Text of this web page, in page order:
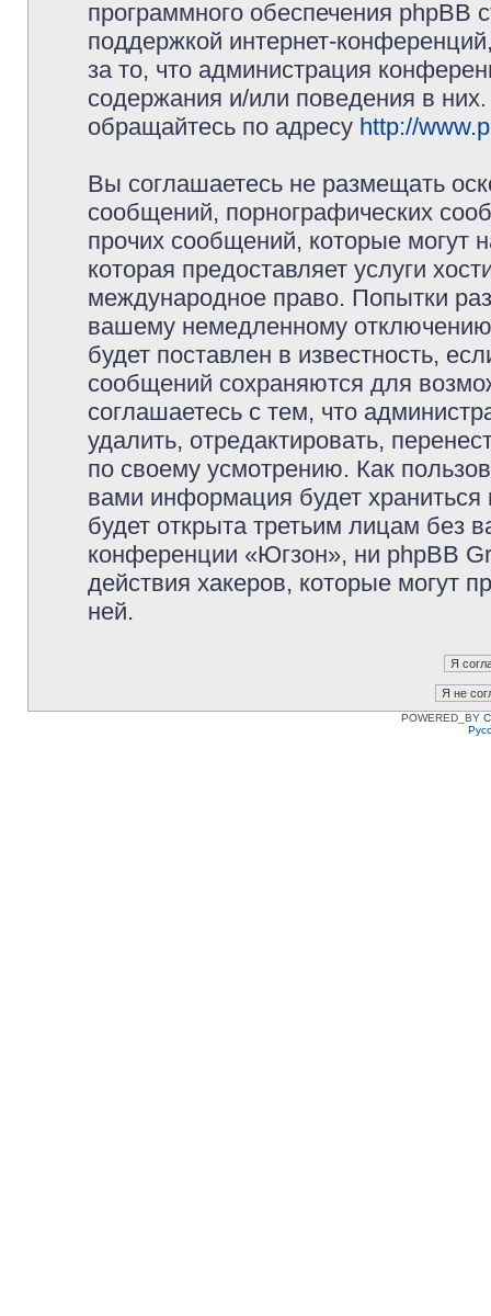
программного обеспечения phpBB
поддержкой интернет-
за то, что администрация
содержания и/или поведения в
обращайтесь по адресу http://
Вы соглашаетесь не размещать
сообщений, порнографических
прочих сообщений, которые могут
которая предоставляет услуги
международное право. Попытки
вашему немедленному
будет поставлен в известность,
сообщений сохраняются для
соглашаетесь с тем, что
удалить, отредактировать,
по своему усмотрению. Как
вами информация будет
будет открыта третьим лицам без
конференции «Югзон», ни phpBB
действия хакеров, которые могут
ней.
POWERED_BY